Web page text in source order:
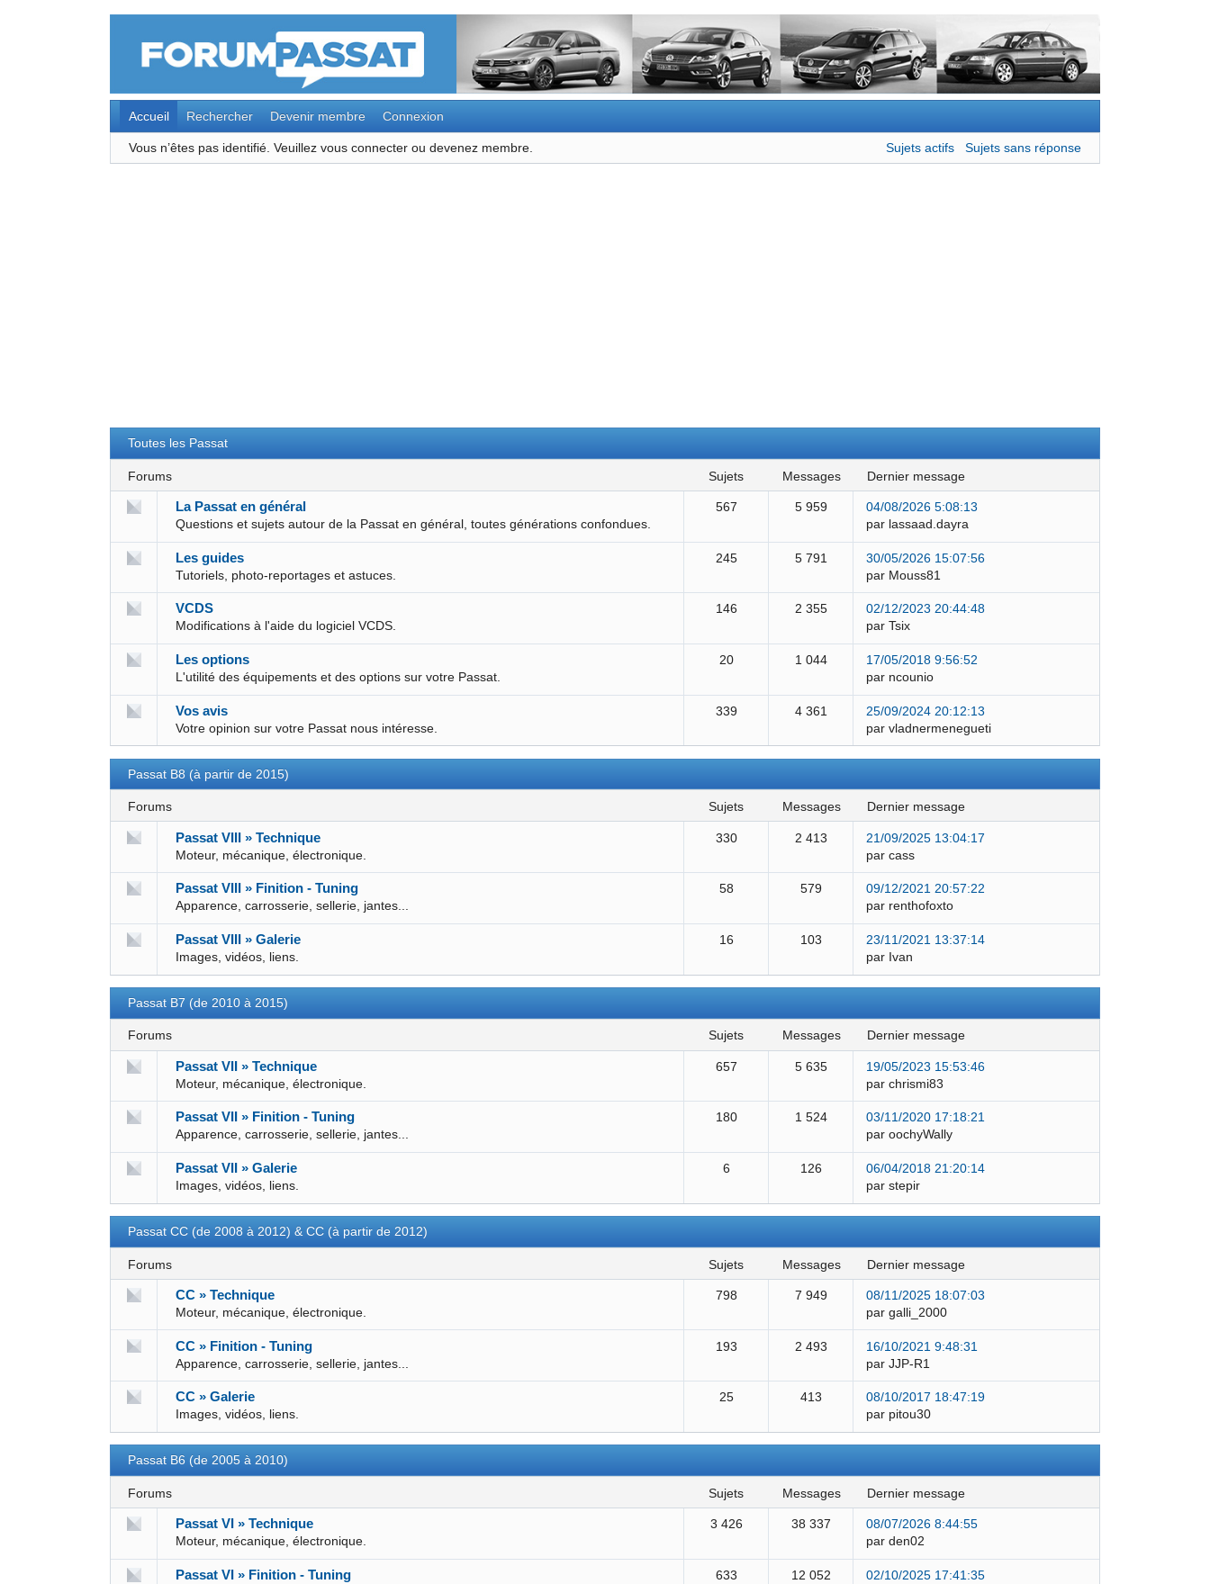
Accueil Rechercher Devenir membre Connexion
Vous n’êtes pas identifié. Veuillez vous connecter ou devenez membre. Sujets actifs Sujets sans réponse
Toutes les Passat
Forums sujets messages dernier message
La Passat en général
Questions et sujets autour de la Passat en général, toutes générations confondues.
567 5 959
04/08/2026 5:08:13
par lassaad.dayra
Les guides
Tutoriels, photo-reportages et astuces.
245 5 791
30/05/2026 15:07:56
par Mouss81
VCDS
Modifications à l'aide du logiciel VCDS.
146 2 355
02/12/2023 20:44:48
par Tsix
Les options
L'utilité des équipements et des options sur votre Passat.
20 1 044
17/05/2018 9:56:52
par ncounio
Vos avis
Votre opinion sur votre Passat nous intéresse.
339 4 361
25/09/2024 20:12:13
par vladnermenegueti
Passat B8 (à partir de 2015)
Forums sujets messages dernier message
Passat VIII » Technique
Moteur, mécanique, électronique.
330 2 413
21/09/2025 13:04:17
par cass
Passat VIII » Finition - Tuning
Apparence, carrosserie, sellerie, jantes...
58 579
09/12/2021 20:57:22
par renthofoxto
Passat VIII » Galerie
Images, vidéos, liens.
16 103
23/11/2021 13:37:14
par Ivan
Passat B7 (de 2010 à 2015)
Forums sujets messages dernier message
Passat VII » Technique
Moteur, mécanique, électronique.
657 5 635
19/05/2023 15:53:46
par chrismi83
Passat VII » Finition - Tuning
Apparence, carrosserie, sellerie, jantes...
180 1 524
03/11/2020 17:18:21
par oochyWally
Passat VII » Galerie
Images, vidéos, liens.
6 126
06/04/2018 21:20:14
par stepir
Passat CC (de 2008 à 2012) & CC (à partir de 2012)
Forums sujets messages dernier message
CC » Technique
Moteur, mécanique, électronique.
798 7 949
08/11/2025 18:07:03
par galli_2000
CC » Finition - Tuning
Apparence, carrosserie, sellerie, jantes...
193 2 493
16/10/2021 9:48:31
par JJP-R1
CC » Galerie
Images, vidéos, liens.
25 413
08/10/2017 18:47:19
par pitou30
Passat B6 (de 2005 à 2010)
Forums sujets messages dernier message
Passat VI » Technique
Moteur, mécanique, électronique.
3 426 38 337
08/07/2026 8:44:55
par den02
Passat VI » Finition - Tuning 633 12 052
02/10/2025 17:41:35